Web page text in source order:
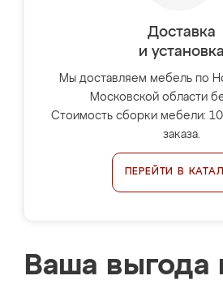
Доставка
и установка
Мы доставляем мебель по
Московской области
Стоимость сборки мебели:
заказа.
ПЕРЕЙТИ В
Ваша выгода